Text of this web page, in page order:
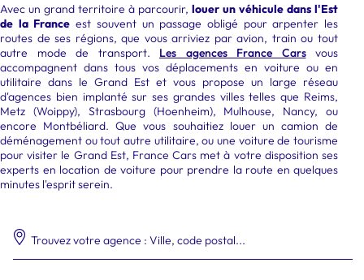
Avec un grand territoire à parcourir, louer un véhicule dans l'Est
de la France est souvent un passage obligé pour arpenter les
routes de ses régions, que vous arriviez par avion, train ou tout
autre mode de transport. Les agences France Carsvous
accompagnent dans tous vos déplacements en voiture ou en
utilitaire dans le Grand Est et vous propose un large réseau
d'agences bien implanté sur ses grandes villes telles que Reims,
Metz (Woippy), Strasbourg (Hoenheim), Mulhouse, Nancy, ou
encore Montbéliard. Que vous souhaitiez louer un camion de
déménagement ou tout autre utilitaire, ou une voiture de tourisme
pour visiter le Grand Est, France Cars met à votre disposition ses
experts en location de voiture pour prendre la route en quelques
minutes l'esprit serein.
Trouvez votre agence : Ville, code postal...